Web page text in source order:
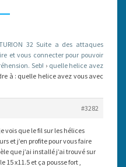
D'ORIGINE
32 Suite a des attaques
et vous connecter pour pouvoir
Seb! › quelle helice avez
à : quelle helice avez vous avec
#3282
vois que le fil sur les hélices
et j’en profite pour vous faire
que j’ai installé j’ai trouvé sur
15 x11.5 et ça pousse fort ,